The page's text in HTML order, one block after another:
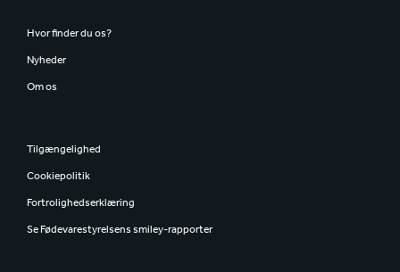
Hvor finder du os?
Nyheder
Om os
Tilgængelighed
Cookiepolitik
Fortrolighedserklæring
Se Fødevarestyrelsens smiley-rapporter